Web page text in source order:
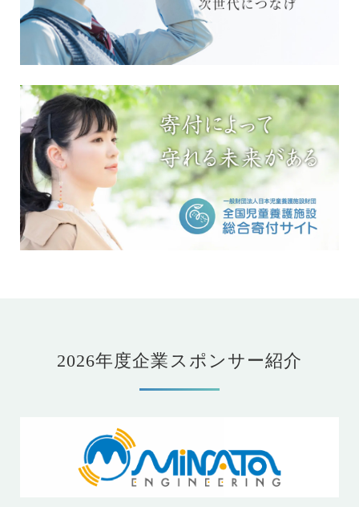
2026年度企業スポンサー紹介